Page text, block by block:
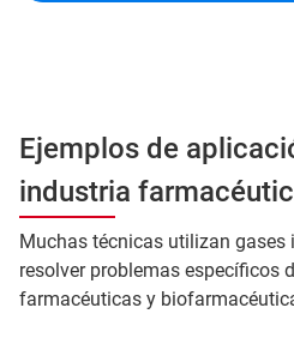
Ejemplos de
industria
Muchas técnicas utilizan gases
resolver problemas específicos
farmacéuticas y